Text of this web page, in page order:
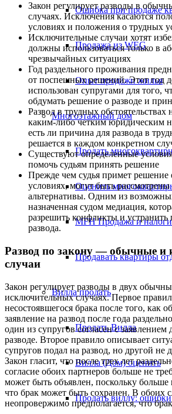
Ошибка при продаже
Продажа из WEG
Опыт продажи жилья
Многоэтажный дом
Продать
Оценить
MFH Продажа и налоги
Продавать квартиры
Виллапродать
Продать Вилла
Вилла (Дом) оценить
Продать виллу: ошибки
Закон регулирует разводы в
случаях. Исключения касаются
условиях и положения о трудных
Исключительные случаи хотят
должны использоваться только в
чрезвычайных ситуациях
Год раздельного проживания
от поспешных решений. Этот год
использован супругами для того,
обдумать решение о разводе и
Развод в трудных обстоятельствах
каким-либо четким юридическим
есть ли причина для развода в
решается в каждом конкретном
Существуют определенные
помочь судьям принять решение
Прежде чем судья примет решение
условиях, могут быть рассмотрены
альтернативы. Одним из
назначенная судом медиация,
разрешить конфликты и устранить
развода.
Развод по закону — обычные и
случаи
Закон регулирует разводы в двух
исключительных случаях. Первое
несостоявшегося брака после того, как
заявление на развод после года
один из супругов согласен с заявлением
разводе. Второе правило описывает
супругов подал на развод, но другой не
Закон гласит, что после трех лет
согласие обоих партнеров больше не
может быть объявлен, поскольку больше
что брак может быть сохранен. В обоих
неопровержимо предполагается, что